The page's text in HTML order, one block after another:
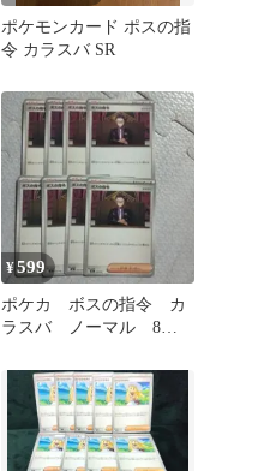
ポケモンカード ポスの指
令 カラスバ SR
¥599
ポケカ ボスの指令 カ
ラスバ ノーマル 8枚